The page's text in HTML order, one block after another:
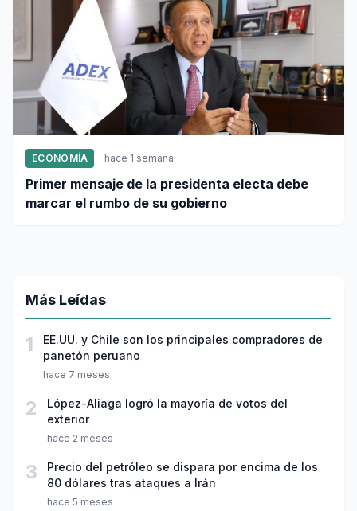
ECONOMÍA hace 1 semana
Primer mensaje de la presidenta electa debe
marcar el rumbo de su gobierno
Más Leídas
1
EE.UU. y Chile son los principales compradores de
panetón peruano
hace 7 meses
2
López-Aliaga logró la mayoría de votos del
exterior
hace 2 meses
3
Precio del petróleo se dispara por encima de los
80 dólares tras ataques a Irán
hace 5 meses